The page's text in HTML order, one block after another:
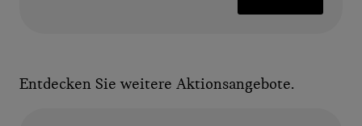
Entdecken Sie weitere Aktionsangebote.